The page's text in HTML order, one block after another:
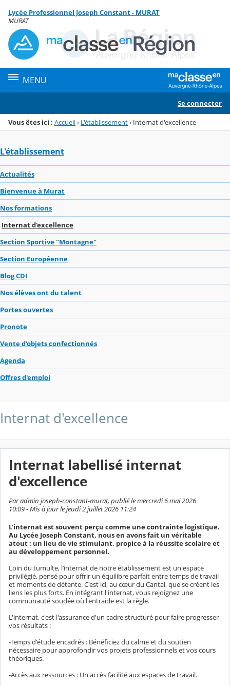
Menu de la rubrique
Contenu
Lycée Professionnel Joseph Constant - MURAT
MURAT
MENU
Se connecter
Vous êtes ici : Accueil› L'établissement› Internat d'excellence
L'établissement
Actualités
Bienvenue à Murat
Nos formations
Internat d'excellence
Section Sportive "Montagne"
Section Européenne
Blog CDI
Nos élèves ont du talent
Portes ouvertes
Pronote
Vente d'objets confectionnés
Agenda
Offres d'emploi
Internat d'excellence
Internat labellisé internat
d'excellence
Par admin joseph-constant-murat, publié le mercredi 6 mai 2026
10:09 - Mis à jour le jeudi 2 juillet 2026 11:24
L'internat est souvent perçu comme une contrainte logistique.
Au Lycée Joseph Constant, nous en avons fait un véritable
atout : un lieu de vie stimulant, propice à la réussite scolaire et
au développement personnel.
Loin du tumulte, l’internat de notre établissement est un espace
privilégié, pensé pour offrir un équilibre parfait entre temps de travail
et moments de détente. C'est ici, au cœur du Cantal, que se créent les
liens les plus forts. En intégrant l'internat, vous rejoignez une
communauté soudée où l'entraide est la règle.
L'internat, c'est l'assurance d'un cadre structuré pour faire progresser
vos résultats :
-Temps d'étude encadrés : Bénéficiez du calme et du soutien
nécessaire pour approfondir vos projets professionnels et vos cours
théoriques.
-Accès aux ressources : Un accès facilité aux espaces de travail.